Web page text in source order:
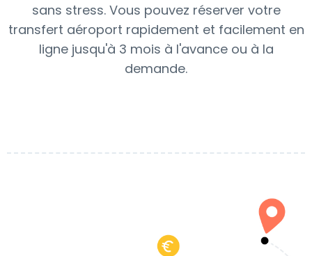
sans stress. Vous pouvez réserver votre
transfert aéroport rapidement et facilement en
ligne jusqu'à 3 mois à l'avance ou à la
demande.